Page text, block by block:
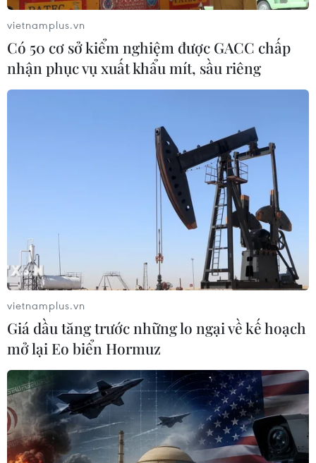
ECB quyết định tăng lãi suất lần đầu tiên
trong 11 năm
21/07/2022 14:22
các ngân hàng trung ương khác trên toàn cầu tăng chi
vietnamplus.vn
Có 50 cơ sở kiểm nghiệm được GACC chấp
nhận phục vụ xuất khẩu mít, sầu riêng
vietnamplus.vn
Giá dầu tăng trước những lo ngại về kế hoạch
mở lại Eo biển Hormuz